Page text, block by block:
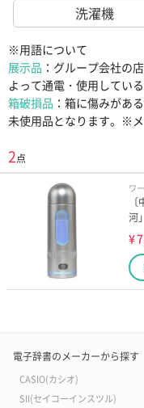
洗濯機
※用語について
展示品 ：グループ会社の
よって通電・使用してい
箱破損品 ：箱に傷みがあ
未使用品となります。※
2点
ワ
河
¥
電子辞書のメーカーから探す
CASIO(カシオ)
SII(セイコーインスツル)